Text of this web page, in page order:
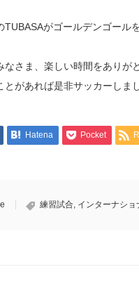
がゴールデンゴール
なさま、楽しい時間をありが
とがあれば是非サッカーしま
Hatena Pocket
練習試合 インターナショ